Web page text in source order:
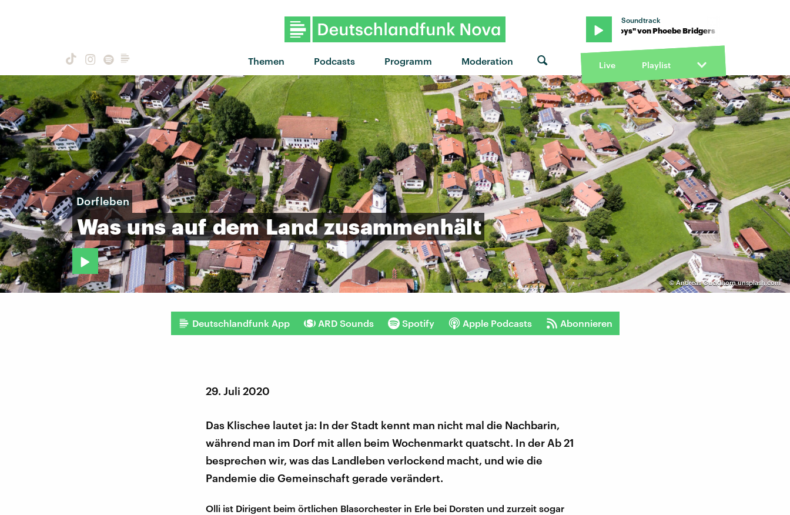
Themen Podcasts Programm Moderation
Soundtrack
"Lost Boys" von Phoebe Bridgers · "Lost Boys" von Phoebe Bridgers · "Lost Boys" von Phoebe
Live Playlist
©Andreas Gucklhorn unsplash.com
Dorfleben
Was uns auf dem Land zusammenhält
Deutschlandfunk App ARD Sounds Spotify Apple Podcasts Abonnieren
29. Juli 2020
Das Klischee lautet ja: In der Stadt kennt man nicht mal die Nachbarin,
während man im Dorf mit allen beim Wochenmarkt quatscht. In der Ab 21
besprechen wir, was das Landleben verlockend macht, und wie die
Pandemie die Gemeinschaft gerade verändert.
Olli ist Dirigent beim örtlichen Blasorchester in Erle bei Dorsten und zurzeit sogar